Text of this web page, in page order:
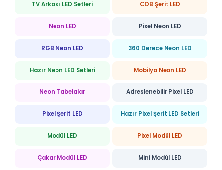
TV Arkası LED Setleri COB Şerit LED
Neon LED Pixel Neon LED
RGB Neon LED 360 Derece Neon LED
Hazır Neon LED Setleri Mobilya Neon LED
Neon Tabelalar Adreslenebilir Pixel LED
Pixel Şerit LED Hazır Pixel Şerit LED Setleri
Modül LED Pixel Modül LED
Çakar Modül LED Mini Modül LED